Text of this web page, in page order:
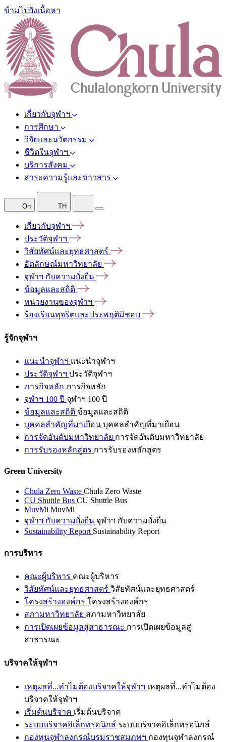
ข้ามไปยังเนื้อหา
เกี่ยวกับจุฬาฯ
การศึกษา
วิจัยและนวัตกรรม
ชีวิตในจุฬาฯ
บริการสังคม
สาระความรู้และข่าวสาร
On TH
เกี่ยวกับจุฬาฯ
ประวัติจุฬาฯ
วิสัยทัศน์และยุทธศาสตร์
อัตลักษณ์มหาวิทยาลัย
จุฬาฯ กับความยั่งยืน
ข้อมูลและสถิติ
หน่วยงานของจุฬาฯ
ร้องเรียนทุจริตและประพฤติมิชอบ
รู้จักจุฬาฯ
แนะนำจุฬาฯ แนะนำจุฬาฯ
ประวัติจุฬาฯ ประวัติจุฬาฯ
ภารกิจหลัก ภารกิจหลัก
จุฬาฯ 100 ปี จุฬาฯ 100 ปี
ข้อมูลและสถิติ ข้อมูลและสถิติ
บุคคลสำคัญที่มาเยือน บุคคลสำคัญที่มาเยือน
การจัดอันดับมหาวิทยาลัย การจัดอันดับมหาวิทยาลัย
การรับรองหลักสูตร การรับรองหลักสูตร
Green University
Chula Zero Waste Chula Zero Waste
CU Shuttle Bus CU Shuttle Bus
MuvMi MuvMi
จุฬาฯ กับความยั่งยืน จุฬาฯ กับความยั่งยืน
Sustainability Report Sustainability Report
การบริหาร
คณะผู้บริหาร คณะผู้บริหาร
วิสัยทัศน์และยุทธศาสตร์ วิสัยทัศน์และยุทธศาสตร์
โครงสร้างองค์กร โครงสร้างองค์กร
สภามหาวิทยาลัย สภามหาวิทยาลัย
การเปิดเผยข้อมูลสู่สาธารณะ การเปิดเผยข้อมูลสู่
สาธารณะ
บริจาคให้จุฬาฯ
เหตุผลที่...ทำไมต้องบริจาคให้จุฬาฯ เหตุผลที่...ทำไมต้อง
บริจาคให้จุฬาฯ
เริ่มต้นบริจาค เริ่มต้นบริจาค
ระบบบริจาคอิเล็กทรอนิกส์ ระบบบริจาคอิเล็กทรอนิกส์
กองทุนจุฬาลงกรณ์บรมราชสมภพฯ กองทุนจุฬาลงกรณ์